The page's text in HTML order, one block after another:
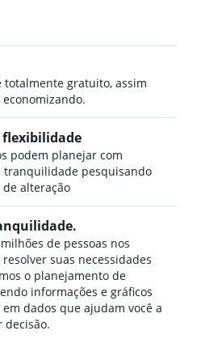
totalmente gratuito, assim
flexibilidade
podem planejar com
tranquilidade pesquisando
de alteração
de pessoas nos
suas necessidades
o planejamento de
informações e gráficos
dados que ajudam você a
decisão.